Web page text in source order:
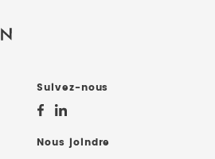
Suivez-nous
Nous joindre